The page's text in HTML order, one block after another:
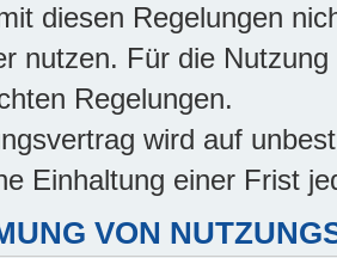
diesen Regelungen
nutzen. Für die
Regelungen.
wird auf
Einhaltung einer Frist
VON